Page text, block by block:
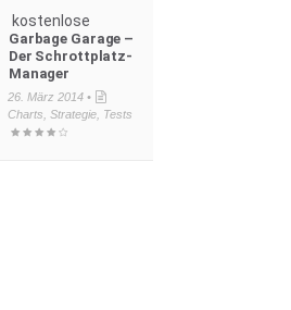
Garbage Garage –
Der Schrottplatz-
Manager
26. März 2014 •
Charts Strategie, Tests